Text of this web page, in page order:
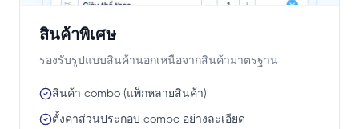
สินค้าพิเศษ
รองรับรูปแบบสินค้านอกเหนือจากสินค้ามาตรฐาน
สินค้า combo (แพ็กหลายสินค้า)
ตั้งค่าส่วนประกอบ combo อย่างละเอียด